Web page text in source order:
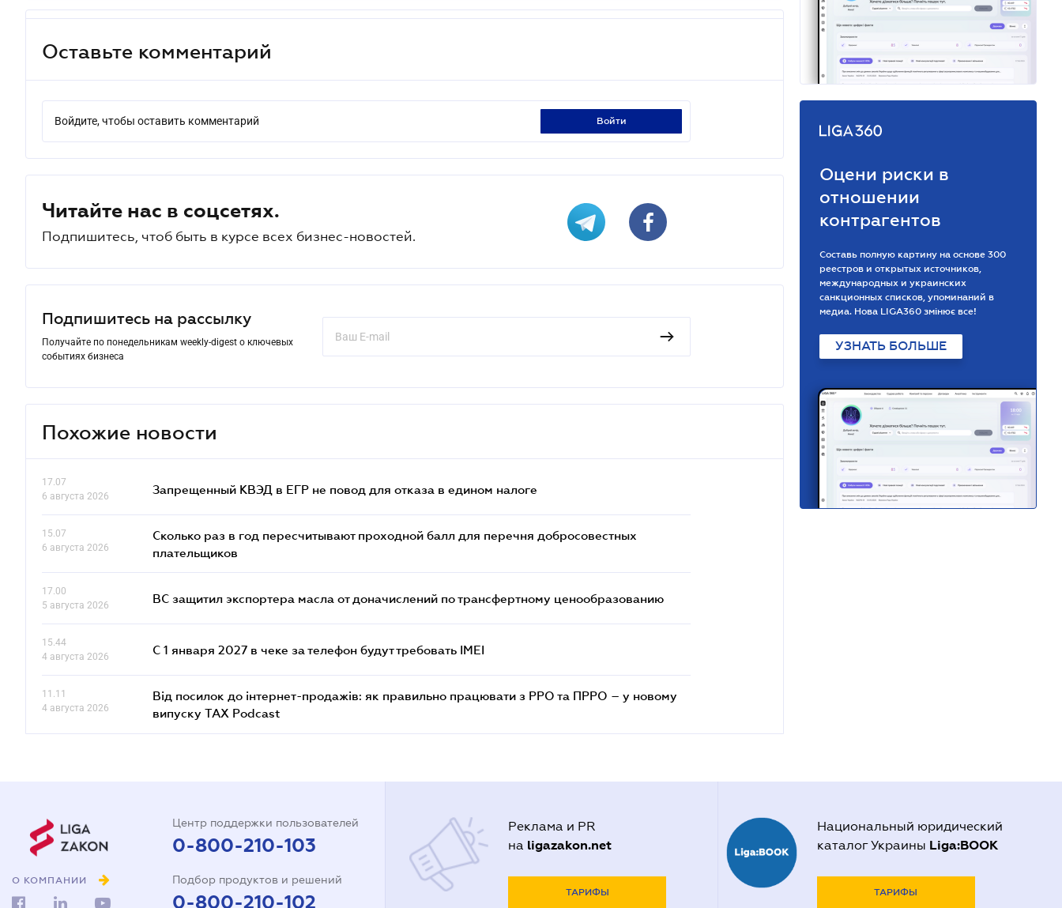
Оставьте комментарий
Войдите, чтобы оставить комментарий войти
Читайте нас в соцсетях.
Подпишитесь, чтоб быть в курсе всех бизнес-новостей.
Подпишитесь на рассылку
Получайте по понедельникам weekly-digest о ключевых
событиях бизнеса
Похожие новости
17.07
6 августа 2026
Запрещенный КВЭД в ЕГР не повод для отказа в едином налоге
15.07
6 августа 2026
Сколько раз в год пересчитывают проходной балл для перечня добросовестных
плательщиков
17.00
5 августа 2026
ВС защитил экспортера масла от доначислений по трансфертному ценообразованию
15.44
4 августа 2026
С 1 января 2027 в чеке за телефон будут требовать IMEI
11.11
4 августа 2026
Від посилок до інтернет-продажів: як правильно працювати з РРО та ПРРО – у новому
випуску TAX Podcast
Оцени риски в
отношении
контрагентов
Составь полную картину на основе 300
реестров и открытых источников,
международных и украинских
санкционных списков, упоминаний в
медиа. Нова LIGA360 змінює все!
УЗНАТЬ БОЛЬШЕ
О КОМПАНИИ
Центр поддержки пользователей
0-800-210-103
Подбор продуктов и решений
0-800-210-102
Реклама и PR
на ligazakon.net
ТАРИФЫ
Национальный юридический
каталог Украины Liga:BOOK
ТАРИФЫ